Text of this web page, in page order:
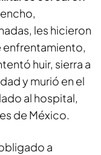
les hicieron
enfrentamiento,
huir, sierra a
y murió en el
al hospital,
de México.
a